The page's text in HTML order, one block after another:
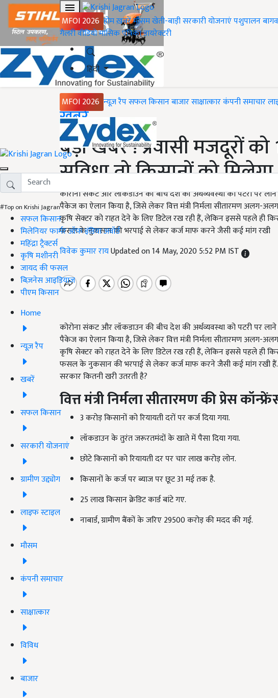
MFOI 2026 होमख़बरेंमौसमखेती-बाड़ीसरकारी योजनाएंपशुपालन
गैलरीवीडियोमासिक पत्रिकाडायरेक्टरी
हिंदी
MFOI 2026 न्यूज़ रैपसफल किसानबाजारसाक्षात्कारकंपनी समाचार
#Top on Krishi Jagran
सफल किसान
मिलेनियर फार्मर ऑफ इंडिया अवॉर्ड
महिंद्रा ट्रैक्टर्स
कृषि मशीनरी
जायद की फसल
बिज़नेस आइडियाज
पीएम किसान
Home
न्यूज़ रैप
खबरें
सफल किसान
सरकारी योजनाएं
ग्रामीण उद्द्योग
लाइफ स्टाइल
मौसम
कंपनी समाचार
साक्षात्कार
विविध
बाजार
Home
ख़बरें
बड़ी खबर ! प्रवासी मजदूरों
सुविधा तो किसानों को
कोरोना संकट और लॉकडाउन की बीच देश की अर्थव्यवस्था को पटरी पर लाने
पैकेज का ऐलान किया है, जिसे लेकर वित्त मंत्री निर्मला सीतारमण अलग-
कृषि सेक्टर को राहत देने के लिए डिटेल रख रही हैं, लेकिन इससे पहले ही
फसल के नुकसान की भरपाई से लेकर कर्ज माफ करने जैसी कई मांग रखी
विवेक कुमार रायUpdated on 14 May, 2020 5:52 PM IST
कोरोना संकट और लॉकडाउन की बीच देश की अर्थव्यवस्था को पटरी पर लाने
पैकेज का ऐलान किया है, जिसे लेकर वित्त मंत्री निर्मला सीतारमण अलग-
कृषि सेक्टर को राहत देने के लिए डिटेल रख रही हैं, लेकिन इससे पहले ही
फसल के नुकसान की भरपाई से लेकर कर्ज माफ करने जैसी कई मांग रखी हैं.
सरकार कितनी खरी उतरती है?
वित्त मंत्री निर्मला सीतारमण की प्रेस
3 करोड़ किसानों को रियायती दरों पर कर्ज दिया गया.
लॉकडाउन के तुरंत जरूरतमंदों के खाते में पैसा दिया गया.
छोटे किसानों को रियायती दर पर चार लाख करोड़ लोन.
किसानों के कर्ज पर ब्याज पर छूट 31 मई तक है.
25 लाख किसान क्रेडिट कार्ड बांटे गए.
नाबार्ड, ग्रामीण बैंकों के जरिए 29500 करोड़ की मदद की गई.